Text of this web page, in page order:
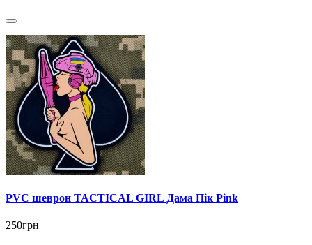
PVC шеврон TACTICAL GIRL Дама Пік Pink
250грн